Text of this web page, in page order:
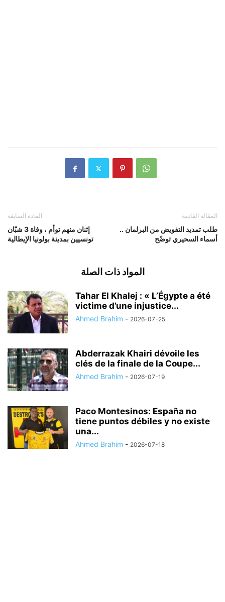
المادة السابقة
إثنان منهم توأم ، وفاة 3 شبّان
تونسيين بمدينة بولونيا الإيطالية
المقالة القادمة
طلب تمديد التفويض من البرلمان ..
أسماء السحيري توضّح
المواد ذات الصلة
Tahar El Khalej : « L’Égypte a été
victime d’une injustice...
Ahmed Brahim - 2026-07-25
Abderrazak Khairi dévoile les
clés de la finale de la Coupe...
Ahmed Brahim - 2026-07-19
Paco Montesinos: España no
tiene puntos débiles y no existe
una...
Ahmed Brahim - 2026-07-18